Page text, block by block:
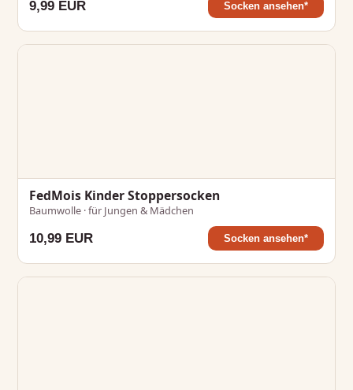
9,99 EUR Socken ansehen*
FedMois Kinder Stoppersocken
Baumwolle · für Jungen & Mädchen
10,99 EUR Socken ansehen*